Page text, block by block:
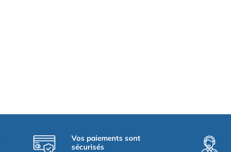
Vos paiements sont
sécurisés